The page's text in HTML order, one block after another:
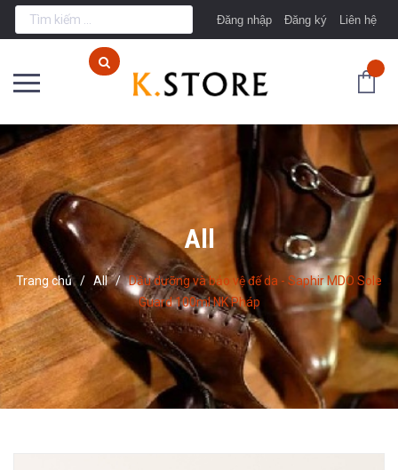
Đăng nhập Đăng ký Liên hệ
All
Trang chủ / All / Dầu dưỡng và bảo vệ đế da - Saphir MDO Sole
Guard 100ml NK Pháp